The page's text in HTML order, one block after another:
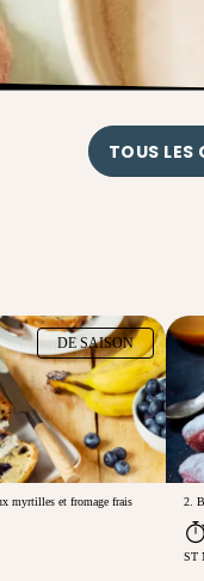
TOUS LES
DE SAISON
myrtilles et fromage frais
2.
ST